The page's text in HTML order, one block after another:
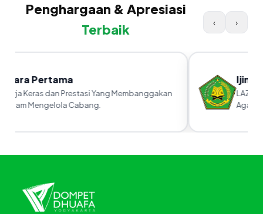
Penghargaan & Apresiasi
Terbaik
‹ ›
Juara Pertama
Kerja Keras dan Prestasi Yang Membanggakan
Dalam Mengelola Cabang.
Ijin
LAZ
Agama